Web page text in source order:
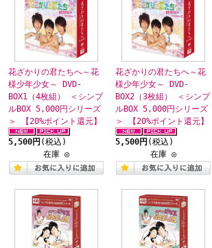
花ざかりの君たちへ～花
様少年少女～ DVD-
BOX1（4枚組） ＜シンプ
ルBOX 5,000円シリーズ
＞ 【20%ポイント還元】
5,500円 (税込)
在庫 ◎
花ざかりの君たちへ～花
様少年少女～ DVD-
BOX2（3枚組） ＜シンプ
ルBOX 5,000円シリーズ
＞ 【20%ポイント還元】
5,500円 (税込)
在庫 ◎